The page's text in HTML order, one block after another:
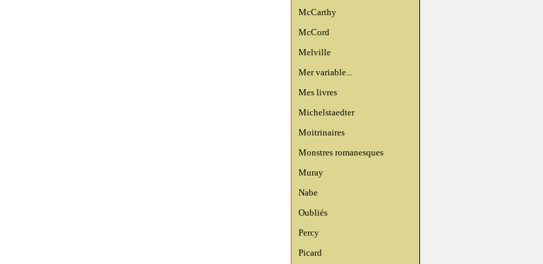
McCarthy
McCord
Melville
Mer variable...
Mes livres
Michelstaedter
Moitrinaires
Monstres romanesques
Muray
Nabe
Oubliés
Percy
Picard